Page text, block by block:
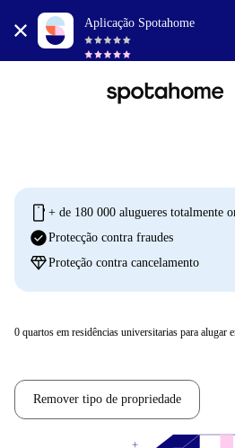
Aplicação Spotahome
mobile + de 180 000 alugueres totalmente
check_circleProtecção contra fraudes
diamondProteção contra cancelamento
0 quartos em residências universitarias para alugar
Remover tipo de propriedade